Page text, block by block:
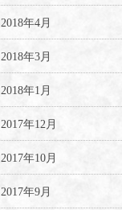
2018年4月
2018年3月
2018年1月
2017年12月
2017年10月
2017年9月